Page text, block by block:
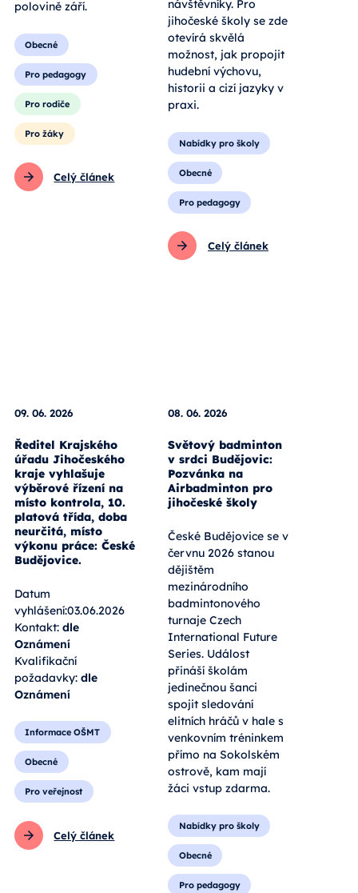
polovině září.
Obecné
Pro pedagogy
Pro rodiče
Pro žáky
Celý článek
návštěvníky. Pro
jihočeské školy se zde
otevírá skvělá
možnost, jak propojit
hudební výchovu,
historii a cizí jazyky v
praxi.
Nabídky pro školy
Obecné
Pro pedagogy
Celý článek
09. 06. 2026
Ředitel Krajského
úřadu Jihočeského
kraje vyhlašuje
výběrové řízení na
místo kontrola, 10.
platová třída, doba
neurčitá, místo
výkonu práce: České
Budějovice.
Datum
vyhlášení:03.06.2026
Kontakt: dle
Oznámení
Kvalifikační
požadavky: dle
Oznámení
Informace OŠMT
Obecné
Pro veřejnost
Celý článek
08. 06. 2026
Světový badminton
v srdci Budějovic:
Pozvánka na
Airbadminton pro
jihočeské školy
České Budějovice se v
červnu 2026 stanou
dějištěm
mezinárodního
badmintonového
turnaje Czech
International Future
Series. Událost
přináší školám
jedinečnou šanci
spojit sledování
elitních hráčů v hale s
venkovním tréninkem
přímo na Sokolském
ostrově, kam mají
žáci vstup zdarma.
Nabídky pro školy
Obecné
Pro pedagogy